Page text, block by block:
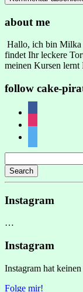
about me
Hallo, ich bin Milka
findet Ihr leckere
meinen Kursen lernt
follow cake-
Search
Instagram
…
Instagram
Instagram hat
Folge mir!